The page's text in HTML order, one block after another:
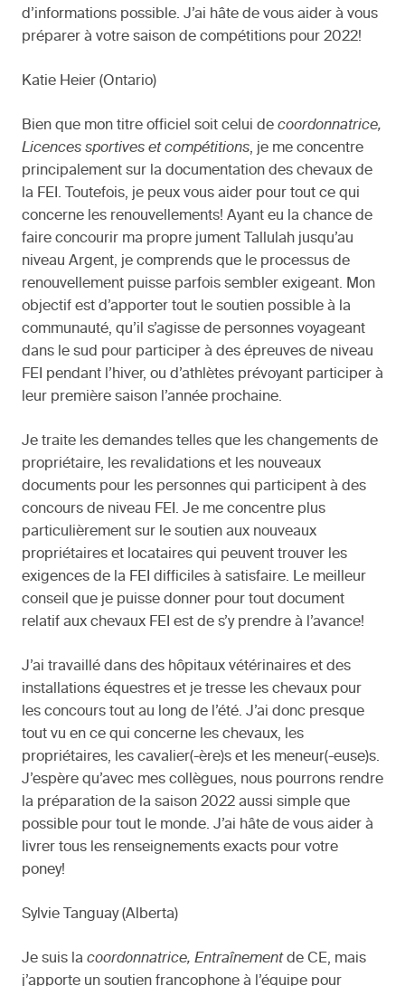
d’informations possible. J’ai hâte de vous aider à vous
préparer à votre saison de compétitions pour 2022!
Katie Heier (Ontario)
Bien que mon titre officiel soit celui de coordonnatrice,
Licences sportives et compétitions, je me concentre
principalement sur la documentation des chevaux de
la FEI. Toutefois, je peux vous aider pour tout ce qui
concerne les renouvellements! Ayant eu la chance de
faire concourir ma propre jument Tallulah jusqu’au
niveau Argent, je comprends que le processus de
renouvellement puisse parfois sembler exigeant. Mon
objectif est d’apporter tout le soutien possible à la
communauté, qu’il s’agisse de personnes voyageant
dans le sud pour participer à des épreuves de niveau
FEI pendant l’hiver, ou d’athlètes prévoyant participer à
leur première saison l’année prochaine.
Je traite les demandes telles que les changements de
propriétaire, les revalidations et les nouveaux
documents pour les personnes qui participent à des
concours de niveau FEI. Je me concentre plus
particulièrement sur le soutien aux nouveaux
propriétaires et locataires qui peuvent trouver les
exigences de la FEI difficiles à satisfaire. Le meilleur
conseil que je puisse donner pour tout document
relatif aux chevaux FEI est de s’y prendre à l’avance!
J’ai travaillé dans des hôpitaux vétérinaires et des
installations équestres et je tresse les chevaux pour
les concours tout au long de l’été. J’ai donc presque
tout vu en ce qui concerne les chevaux, les
propriétaires, les cavalier(-ère)s et les meneur(-euse)s.
J’espère qu’avec mes collègues, nous pourrons rendre
la préparation de la saison 2022 aussi simple que
possible pour tout le monde. J’ai hâte de vous aider à
livrer tous les renseignements exacts pour votre
poney!
Sylvie Tanguay (Alberta)
Je suis la coordonnatrice, Entraînementde CE, mais
j’apporte un soutien francophone à l’équipe pour